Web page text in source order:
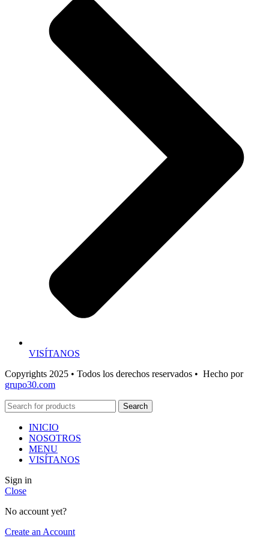
VISÍTANOS
Copyrights 2025 • Todos los derechos reservados • Hecho por
grupo30.com
Search
INICIO
NOSOTROS
MENU
VISÍTANOS
Sign in
Close
No account yet?
Create an Account